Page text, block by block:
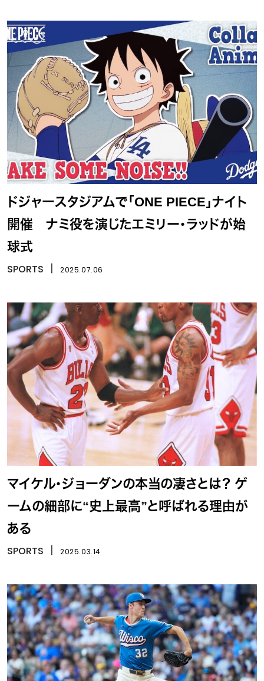
ドジャースタジアムで「ONE PIECE」ナイト
開催 ナミ役を演じたエミリー・ラッドが始
球式
SPORTS 2025.07.06
マイケル・ジョーダンの本当の凄さとは？ ゲ
ームの細部に“史上最高”と呼ばれる理由が
ある
SPORTS 2025.03.14